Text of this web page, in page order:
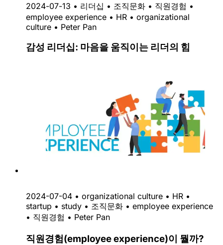
2024-07-13 • 리더십 • 조직문화 • 직원경험 •
employee experience • HR • organizational
culture • Peter Pan
감성 리더십: 마음을 움직이는 리더의 힘
2024-07-04 • organizational culture • HR •
startup • study • 조직문화 • employee experience
• 직원경험 • Peter Pan
직원경험(employee experience)이 뭘까?